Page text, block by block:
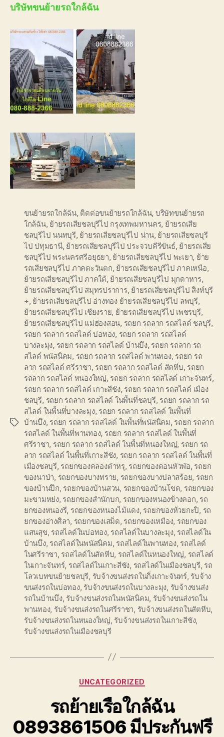
บริษัทขนย้ายรถใกล้ฉัน
Tags
ขนย้ายรถใกล้ฉัน, ติดต่อขนย้ายรถใกล้ฉัน, บริษัทขนย้ายรถ
ใกล้ฉัน, ย้ายรถเสียชลบุรีไป กรุงเทพมหานคร, ย้ายรถเสีย
ชลบุรีไป นนทบุรี, ย้ายรถเสียชลบุรีไป น่าน, ย้ายรถเสียชลบุรี
ไป ปทุมธานี, ย้ายรถเสียชลบุรีไป ประจวบคีรีขันธ์, ย้ายรถเสีย
ชลบุรีไป พระนครศรีอยุธยา ย้ายรถเสียชลบุรีไป พะเยา ย้าย
รถเสียชลบุรีไป ภาคตะวันตก ย้ายรถเสียชลบุรีไป ภาคเหนือ
ย้ายรถเสียชลบุรีไป ภาคใต้ ย้ายรถเสียชลบุรีไป มุกดาหาร,
ย้ายรถเสียชลบุรีไป สมุทรปราการ, ย้ายรถเสียชลบุรีไป สิงห์บุรี
+ ย้ายรถเสียชลบุรีไป อ่างทอง ย้ายรถเสียชลบุรีไป ลพบุรี,
ย้ายรถเสียชลบุรีไป เชียงราย ย้ายรถเสียชลบุรีไป เพชรบุรี,
ย้ายรถเสียชลบุรีไป แม่ฮ่องสอน รถยก รถลาก รถสไลด์ ชลบุรี
รถยก รถลาก รถสไลด์ บ่อทอง รถยก รถลาก รถสไลด์
บางละมุง รถยก รถลาก รถสไลด์ บ้านบึง, รถยก รถลาก รถ
สไลด์ พนัสนิคม รถยก รถลาก รถสไลด์ พานทอง, รถยก รถ
ลาก รถสไลด์ ศรีราชา รถยก รถลาก รถสไลด์ สัตหีบ รถยก
รถลาก รถสไลด์ หนองใหญ่ รถยก รถลาก รถสไลด์ เกาะจันทร์,
รถยก รถลาก รถสไลด์ เกาะสีชัง, รถยก รถลาก รถสไลด์ เมือง
ชลบุรี รถยก รถลาก รถสไลด์ ในพื้นที่ชลบุรี, รถยก รถลาก รถ
สไลด์ ในพื้นที่บางละมุง, รถยก รถลาก รถสไลด์ ในพื้นที่
บ้านบึง, รถยก รถลาก รถสไลด์ ในพื้นที่พนัสนิคม รถยก รถลาก
รถสไลด์ ในพื้นที่พานทอง, รถยก รถลาก รถสไลด์ ในพื้นที่
ศรีราชา รถยก รถลาก รถสไลด์ ในพื้นที่หนองใหญ่ รถยก รถ
ลาก รถสไลด์ ในพื้นที่เกาะสีชัง รถยก รถลาก รถสไลด์ ในพื้นที่
เมืองชลบุรี, รถยกของคลองตำหรุ, รถยกของดอนหัวฬ่อ รถยก
ของนาป่า รถยกของบางทราย รถยกของบางปลาสร้อย รถยก
ของบ้านปึก รถยกของบ้านสวน รถยกของบ้านโขด รถยกของ
มะขามหย่ง, รถยกของสำนักบก รถยกของหนองข้างคอก รถ
ยกของหนองรี, รถยกของหนองไม้แดง, รถยกของห้วยกะปิ รถ
ยกของอ่างศิลา รถยกของเสม็ด รถยกของเหมือง, รถยกของ
แสนสุข รถสไลด์ในบ่อทอง, รถสไลด์ในบางละมุง, รถสไลด์ใน
บ้านบึง, รถสไลด์ในพนัสนิคม รถสไลด์ในพานทอง, รถสไลด์
ในศรีราชา รถสไลด์ในสัตหีบ รถสไลด์ในหนองใหญ่ รถสไลด์
ในเกาะจันทร์, รถสไลด์ในเกาะสีชัง รถสไลด์ในเมืองชลบุรี, รถ
โลวเบทขนย้ายชลบุรี รับจ้างขนส่งรถในกิ่งเกาะจันทร์, รับจ้าง
ขนส่งรถในบ่อทอง, รับจ้างขนส่งรถในบางละมุง รับจ้างขนส่ง
รถในบ้านบึง, รับจ้างขนส่งรถในพนัสนิคม รับจ้างขนส่งรถใน
พานทอง, รับจ้างขนส่งรถในศรีราชา รับจ้างขนส่งรถในสัตหีบ
รับจ้างขนส่งรถในหนองใหญ่ รับจ้างขนส่งรถในเกาะสีชัง,
รับจ้างขนส่งรถในเมืองชลบุรี
Categories
UNCATEGORIZED
รถย้ายเรือใกล้ฉัน
0893861506 มีประกันฟรี